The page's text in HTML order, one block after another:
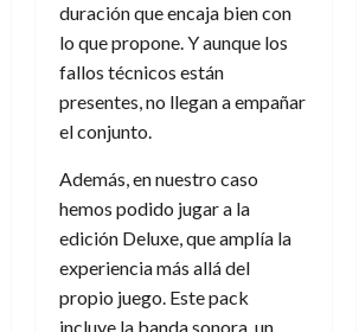
duración que encaja bien con
lo que propone. Y aunque los
fallos técnicos están
presentes, no llegan a empañar
el conjunto.
Además, en nuestro caso
hemos podido jugar a la
edición Deluxe, que amplía la
experiencia más allá del
propio juego. Este pack
incluye la banda sonora, un